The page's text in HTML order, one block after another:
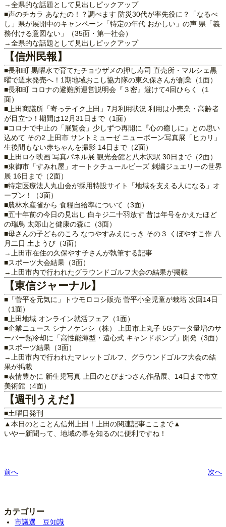
→全県的な話題として見出しピックアップ
■声のチカラ あなたの！？調べます 防災30代が率先役に？「なるべ
し」県が展開中のキャンペーン「特定の年代 おかしい」の声 県「義
務付ける意図ない」（35面・第一社会）
→全県的な話題として見出しピックアップ
【信州民報】
■長和町 黒曜水で育てたチョウザメの押し寿司 直売所・マルシェ黒
曜で週末発売へ！1期地域おこし協力隊の東久保さんが創業（1面）
■長和町 コロナの避難所運営説明会『３密』避けて4回ひらく（1
面）
■上田商議所「寄っテイク上田」7月利用状況 利用は小売業・高齢者
が目立つ！期間は12月31日まで（1面）
■コロナで中止の「展覧会」少しずつ再開に『心の癒しに』との思い
込めて その2 上田市 サントミューゼ ニューボーン写真展「ヒカリ」
生後間もない赤ちゃんを撮影 14日まで（2面）
■上田ロケ映画 写真パネル展 観光会館と八木沢駅 30日まで（2面）
■東御市「すみれ屋」オートクチュールビーズ 刺繍ジュエリーの世界
展 16日まで（2面）
■特定医療法人丸山会が採用特設サイト「地域を支える人になる」オ
ープン！（3面）
■農林水産省から 食糧自給率について（3面）
■五十年前の今日の見出し 白キジ二十羽放す 昔は年号をかえたほど
の瑞鳥 太郎山と健康の森に（3面）
■母さんの子どものころ なつやすみえにっき その３ くぼやすこ作 八
月二日 土ようび（3面）
→上田市在住の久保やす子さんが執筆する記事
■スポーツ大会結果（3面）
→上田市内で行われたグラウンドゴルフ大会の結果が掲載
【東信ジャーナル】
■「菅平を元気に」トウモロコシ販売 菅平小全児童が栽培 次回14日
（1面）
■上田地域 オンライン就活フェア（1面）
■企業ニュース シナノケンシ（株） 上田市上丸子 5Gデータ量増のサ
ーバー熱冷却に「高性能薄型・遠心式 キャンドポンプ」開発（3面）
■スポーツ結果（3面）
→上田市内で行われたマレットゴルフ、グラウンドゴルフ大会の結
果が掲載
■表情豊かに 新生児写真 上田のとびまつさん作品展、14日まで市立
美術館（4面）
【週刊うえだ】
■土曜日発刊
▲本日のとことん信州上田！上田の関連記事ここまで▲
いやー新聞って、地域の事を知るのに便利ですね！
前へ 次へ
カテゴリー
市議選 豆知識